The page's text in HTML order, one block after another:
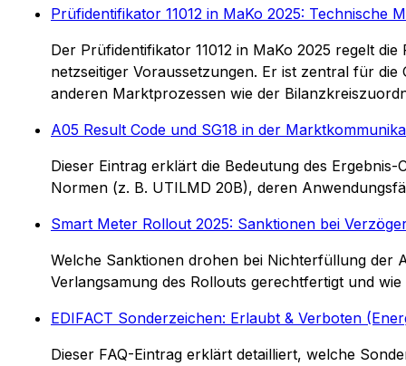
Prüfidentifikator 11012 in MaKo 2025: Technische
Der Prüfidentifikator 11012 in MaKo 2025 regelt
netzseitiger Voraussetzungen. Er ist zentral für
anderen Marktprozessen wie der
A05 Result Code und SG18 in der
Dieser Eintrag erklärt die Bedeutung des
Normen (z. B. UTILMD 20B), deren
Smart Meter Rollout 2025: Sanktionen bei
Welche Sanktionen drohen bei Nichterfüllung der
Verlangsamung des Rollouts gerechtfertigt und
EDIFACT Sonderzeichen: Erlaubt & Verboten
Dieser FAQ-Eintrag erklärt detailliert, welche